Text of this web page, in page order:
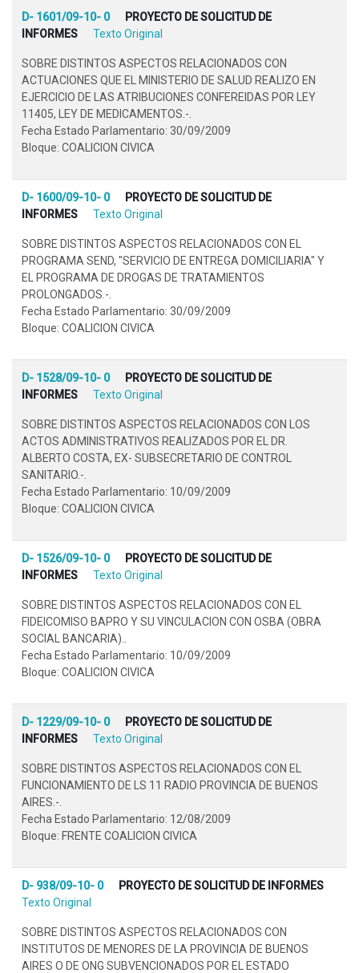
D- 1601/09-10- 0
PROYECTO DE SOLICITUD DE
INFORMES
Texto Original
SOBRE DISTINTOS ASPECTOS RELACIONADOS CON
ACTUACIONES QUE EL MINISTERIO DE SALUD REALIZO EN
EJERCICIO DE LAS ATRIBUCIONES CONFEREIDAS POR LEY
11405, LEY DE MEDICAMENTOS.-.
Fecha Estado Parlamentario: 30/09/2009
Bloque: COALICION CIVICA
D- 1600/09-10- 0
PROYECTO DE SOLICITUD DE
INFORMES
Texto Original
SOBRE DISTINTOS ASPECTOS RELACIONADOS CON EL
PROGRAMA SEND, "SERVICIO DE ENTREGA DOMICILIARIA" Y
EL PROGRAMA DE DROGAS DE TRATAMIENTOS
PROLONGADOS.-.
Fecha Estado Parlamentario: 30/09/2009
Bloque: COALICION CIVICA
D- 1528/09-10- 0
PROYECTO DE SOLICITUD DE
INFORMES
Texto Original
SOBRE DISTINTOS ASPECTOS RELACIONADOS CON LOS
ACTOS ADMINISTRATIVOS REALIZADOS POR EL DR.
ALBERTO COSTA, EX- SUBSECRETARIO DE CONTROL
SANITARIO.-.
Fecha Estado Parlamentario: 10/09/2009
Bloque: COALICION CIVICA
D- 1526/09-10- 0
PROYECTO DE SOLICITUD DE
INFORMES
Texto Original
SOBRE DISTINTOS ASPECTOS RELACIONADOS CON EL
FIDEICOMISO BAPRO Y SU VINCULACION CON OSBA (OBRA
SOCIAL BANCARIA)..
Fecha Estado Parlamentario: 10/09/2009
Bloque: COALICION CIVICA
D- 1229/09-10- 0
PROYECTO DE SOLICITUD DE
INFORMES
Texto Original
SOBRE DISTINTOS ASPECTOS RELACIONADOS CON EL
FUNCIONAMIENTO DE LS 11 RADIO PROVINCIA DE BUENOS
AIRES.-.
Fecha Estado Parlamentario: 12/08/2009
Bloque: FRENTE COALICION CIVICA
D- 938/09-10- 0
PROYECTO DE SOLICITUD DE INFORMES
Texto Original
SOBRE DISTINTOS ASPECTOS RELACIONADOS CON
INSTITUTOS DE MENORES DE LA PROVINCIA DE BUENOS
AIRES O DE ONG SUBVENCIONADOS POR EL ESTADO